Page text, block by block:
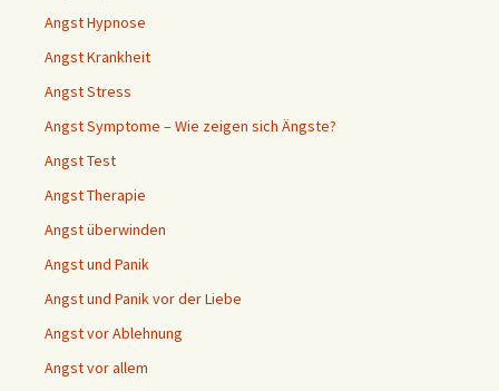
Angst Hypnose
Angst Krankheit
Angst Stress
Angst Symptome – Wie zeigen sich Ängste?
Angst Test
Angst Therapie
Angst überwinden
Angst und Panik
Angst und Panik vor der Liebe
Angst vor Ablehnung
Angst vor allem